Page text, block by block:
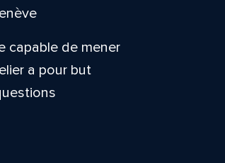
capable de mener
a pour but